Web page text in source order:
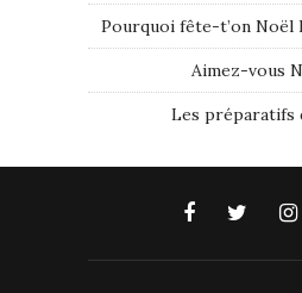
Pourquoi fête-t’on Noël
Aimez-vous
Les préparatifs